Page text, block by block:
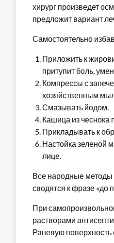
хирург произведет
предложит вариант
Самостоятельно
Приложить к
притупит боль,
Компрессы с
хозяйственным
Смазывать йодом.
Кашица из чеснока
Прикладывать к
Настойка зеленой
лице.
Все народные методы
сводятся к фразе «до
При
растворами
Раневую поверхность